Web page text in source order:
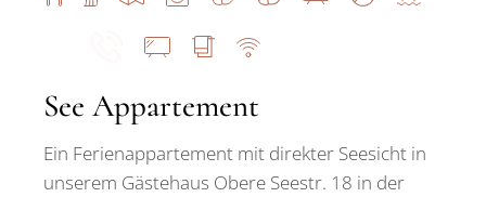
See Appartement
Ein Ferienappartement mit direkter Seesicht in
unserem Gästehaus Obere Seestr. 18 in der